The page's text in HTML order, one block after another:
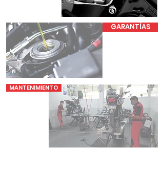
GARANTÍAS
MANTENIMIENTO